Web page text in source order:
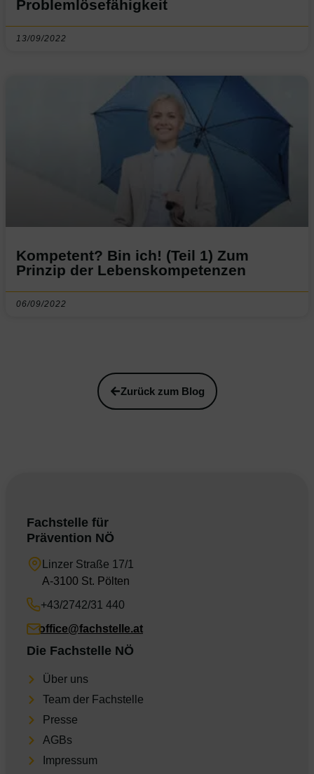
Problemlösefähigkeit
13/09/2022
Kompetent? Bin ich! (Teil 1) Zum
Prinzip der Lebenskompetenzen
06/09/2022
Zurück zum Blog
Fachstelle für
Prävention NÖ
Linzer Straße 17/1
A-3100 St. Pölten
+43/2742/31 440
office@fachstelle.at
Die Fachstelle NÖ
Über uns
Team der Fachstelle
Presse
AGBs
Impres­sum